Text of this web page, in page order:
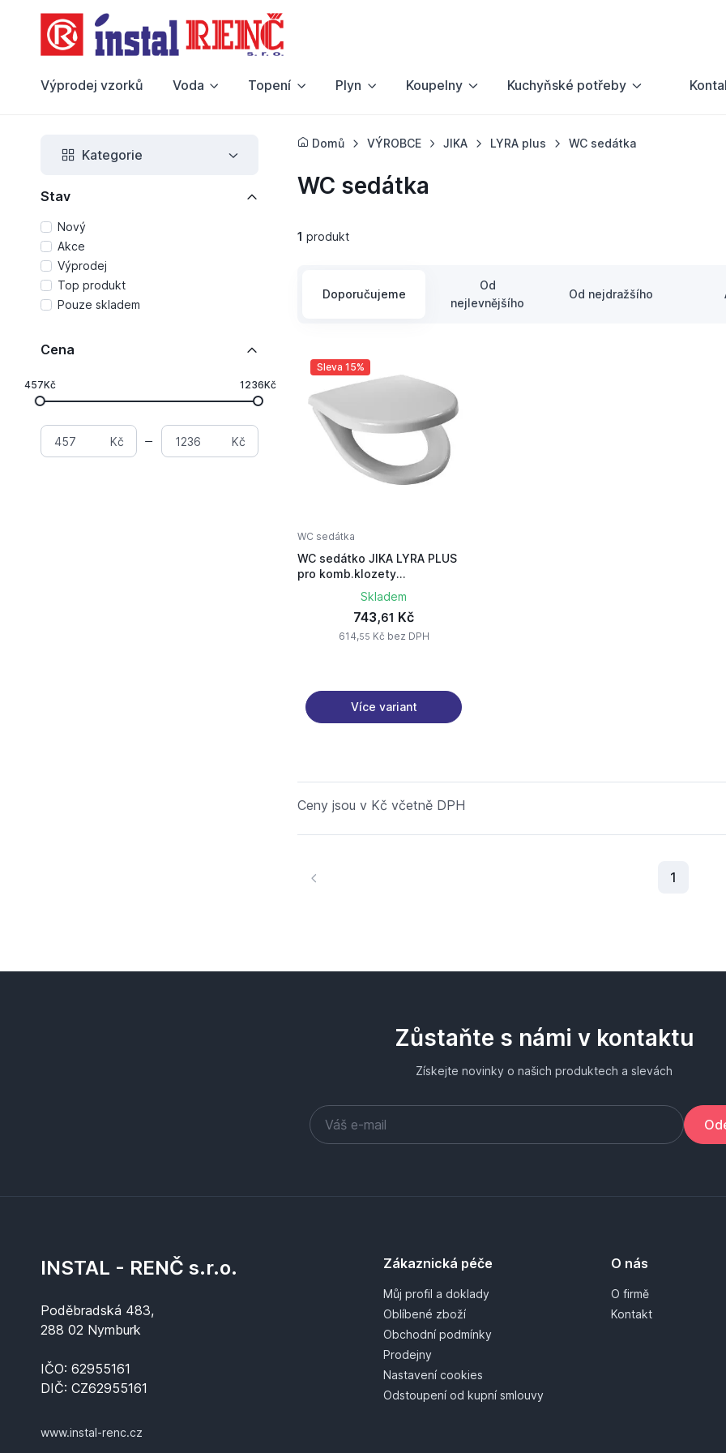
Výprodej vzorků Voda Topení Plyn Koupelny Kuchyňské potřeby
Kategorie
Stav
Nový
Akce
Výprodej
Top produkt
Pouze skladem
Cena
457Kč 1236Kč
Kč Kč
Domů VÝROBCE JIKA LYRA plus WC sedátka
WC sedátka
1 produkt
Doporučujeme
Od
nejlevnějšího
Od nejdražšího
Sleva 15%
WC sedátka
WC sedátko JIKA LYRA PLUS
pro komb.klozety
antibakteriální duroplast,
nerez úchyty 9338.0.300.063
Skladem
743,61 Kč
614,55 Kč bez DPH
Více variant
Ceny jsou v Kč včetně DPH
1
Zůstaňte s námi v kontaktu
Získejte novinky o našich produktech a slevách
INSTAL - RENČ s.r.o.
Poděbradská 483,
288 02 Nymburk
IČO: 62955161
DIČ: CZ62955161
www.instal-renc.cz
Zákaznická péče
Můj profil a doklady
Oblíbené zboží
Obchodní podmínky
Prodejny
Nastavení cookies
Odstoupení od kupní smlouvy
O nás
O firmě
Kontakt